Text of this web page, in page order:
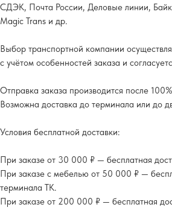
СДЭК, Почта России, Деловые линии,
Magic Trans и др.
Выбор транспортной компании
с учётом особенностей заказа и
Отправка заказа производится после
Возможна доставка до терминала или до
Условия бесплатной доставки:
При заказе от 30 000 ₽ — бесплатная
При заказе с мебелью от 50 000 ₽ —
терминала ТК.
При заказе от 200 000 ₽ — бесплатная